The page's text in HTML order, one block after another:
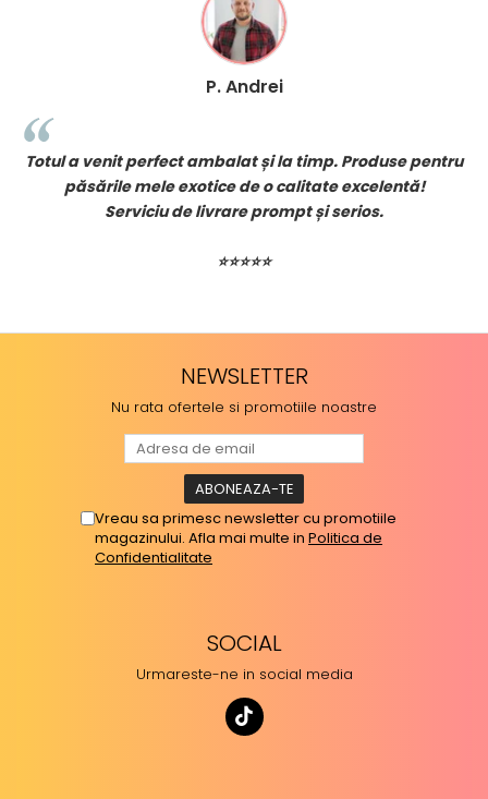
P. Andrei
Totul a venit perfect ambalat și la timp. Produse pentru
păsările mele exotice de o calitate excelentă!
Serviciu de livrare prompt și serios.
⭐⭐⭐⭐⭐
NEWSLETTER
Nu rata ofertele si promotiile noastre
Vreau sa primesc newsletter cu promotiile
magazinului. Afla mai multe in Politica de
Confidentialitate
SOCIAL
Urmareste-ne in social media